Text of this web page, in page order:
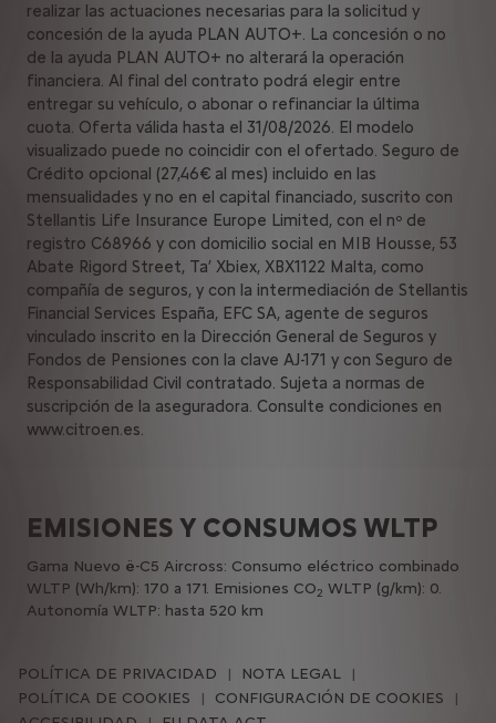
realizar las actuaciones necesarias para la solicitud y
concesión de la ayuda PLAN AUTO+. La concesión o no
de la ayuda PLAN AUTO+ no alterará la operación
financiera. Al final del contrato podrá elegir entre
entregar su vehículo, o abonar o refinanciar la última
cuota. Oferta válida hasta el 31/08/2026. El modelo
visualizado puede no coincidir con el ofertado. Seguro de
Crédito opcional (27,46€ al mes) incluido en las
mensualidades y no en el capital financiado, suscrito con
Stellantis Life Insurance Europe Limited, con el nº de
registro C68966 y con domicilio social en MIB Housse, 53
Abate Rigord Street, Ta’ Xbiex, XBX1122 Malta, como
compañía de seguros, y con la intermediación de Stellantis
Financial Services España, EFC SA, agente de seguros
vinculado inscrito en la Dirección General de Seguros y
Fondos de Pensiones con la clave AJ-171 y con Seguro de
Responsabilidad Civil contratado. Sujeta a normas de
suscripción de la aseguradora. Consulte condiciones en
www.citroen.es.
EMISIONES Y CONSUMOS WLTP
Gama Nuevo ë-C5 Aircross: Consumo eléctrico combinado
WLTP (Wh/km): 170 a 171. Emisiones CO2 WLTP (g/km): 0.
Autonomía WLTP: hasta 520 km
POLÍTICA DE PRIVACIDAD
NOTA LEGAL
POLÍTICA DE COOKIES
CONFIGURACIÓN DE COOKIES